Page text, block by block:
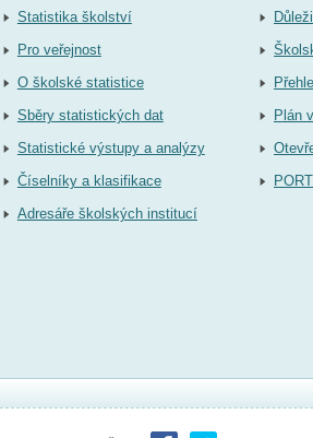
Statistika školství
Pro veřejnost
O školské statistice
Sběry statistických dat
Statistické výstupy a analýzy
Číselníky a klasifikace
Adresáře školských institucí
Plán